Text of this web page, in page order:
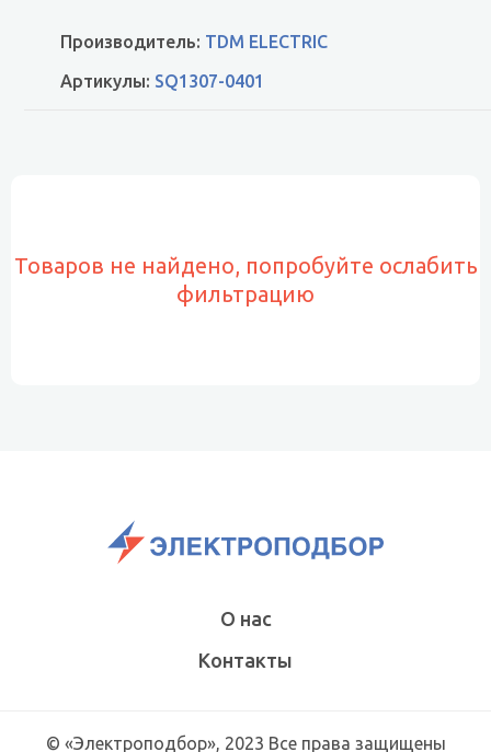
Производитель: TDM ELECTRIC
Артикулы: SQ1307-0401
Товаров не найдено, попробуйте ослабить
фильтрацию
О нас
Контакты
© «Электроподбор», 2023 Все права защищены